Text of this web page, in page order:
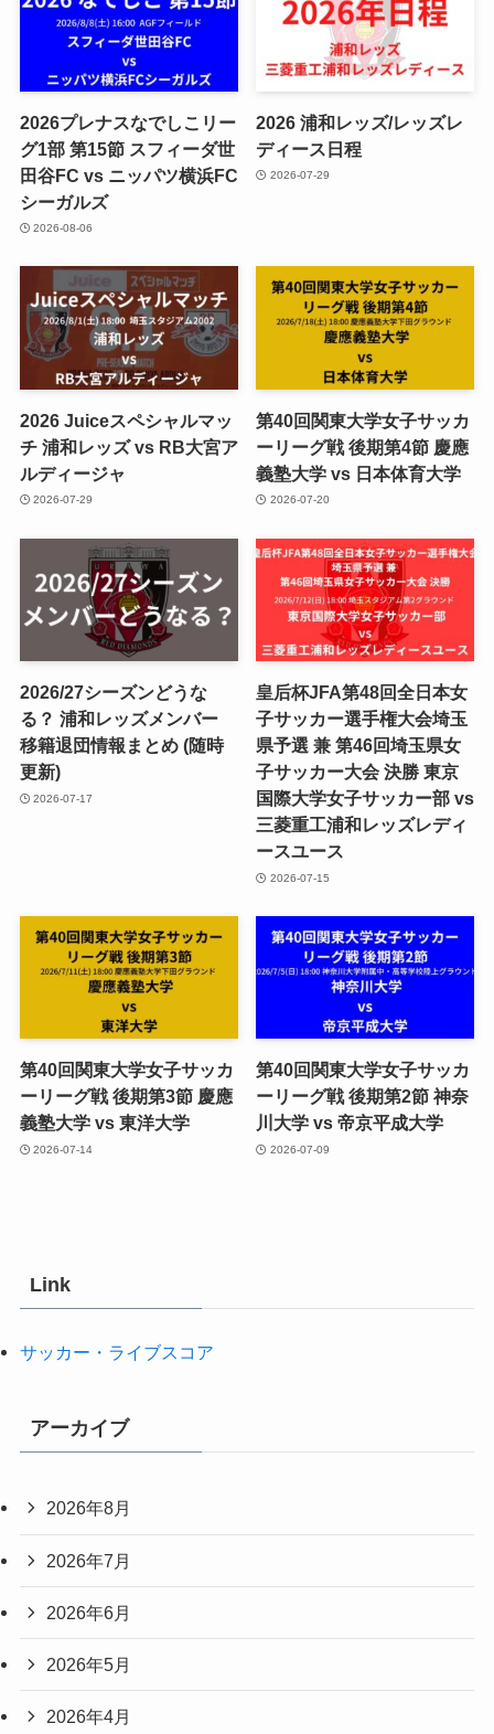
2026プレナスなでしこリー
グ1部 第15節 スフィーダ世
田谷FC vs ニッパツ横浜FC
シーガルズ
2026-08-06
2026 浦和レッズ/レッズレ
ディース日程
2026-07-29
2026 Juiceスペシャルマッ
チ 浦和レッズ vs RB大宮ア
ルディージャ
2026-07-29
第40回関東大学女子サッカ
ーリーグ戦 後期第4節 慶應
義塾大学 vs 日本体育大学
2026-07-20
2026/27シーズンどうな
る？ 浦和レッズメンバー
移籍退団情報まとめ (随時
更新)
2026-07-17
皇后杯JFA第48回全日本女
子サッカー選手権大会埼玉
県予選 兼 第46回埼玉県女
子サッカー大会 決勝 東京
国際大学女子サッカー部 vs
三菱重工浦和レッズレディ
ースユース
2026-07-15
第40回関東大学女子サッカ
ーリーグ戦 後期第3節 慶應
義塾大学 vs 東洋大学
2026-07-14
第40回関東大学女子サッカ
ーリーグ戦 後期第2節 神奈
川大学 vs 帝京平成大学
2026-07-09
Link
サッカー・ライブスコア
アーカイブ
2026年8月
2026年7月
2026年6月
2026年5月
2026年4月